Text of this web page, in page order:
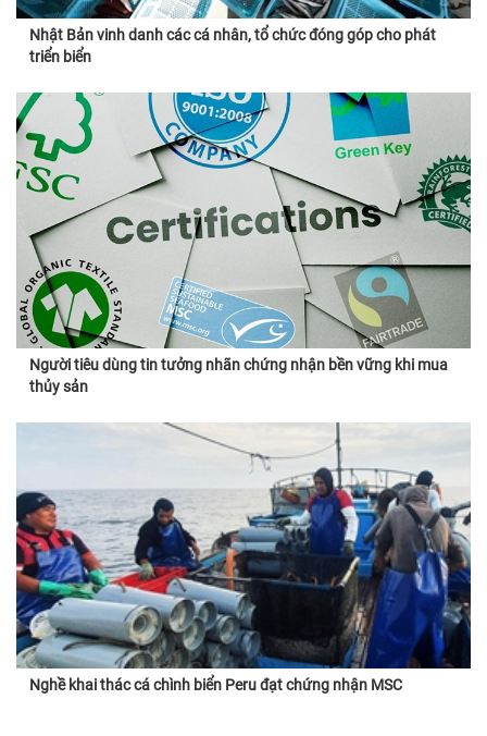
Nhật Bản vinh danh các cá nhân, tổ chức đóng góp cho phát
triển biển
Người tiêu dùng tin tưởng nhãn chứng nhận bền vững khi mua
thủy sản
Nghề khai thác cá chình biển Peru đạt chứng nhận MSC